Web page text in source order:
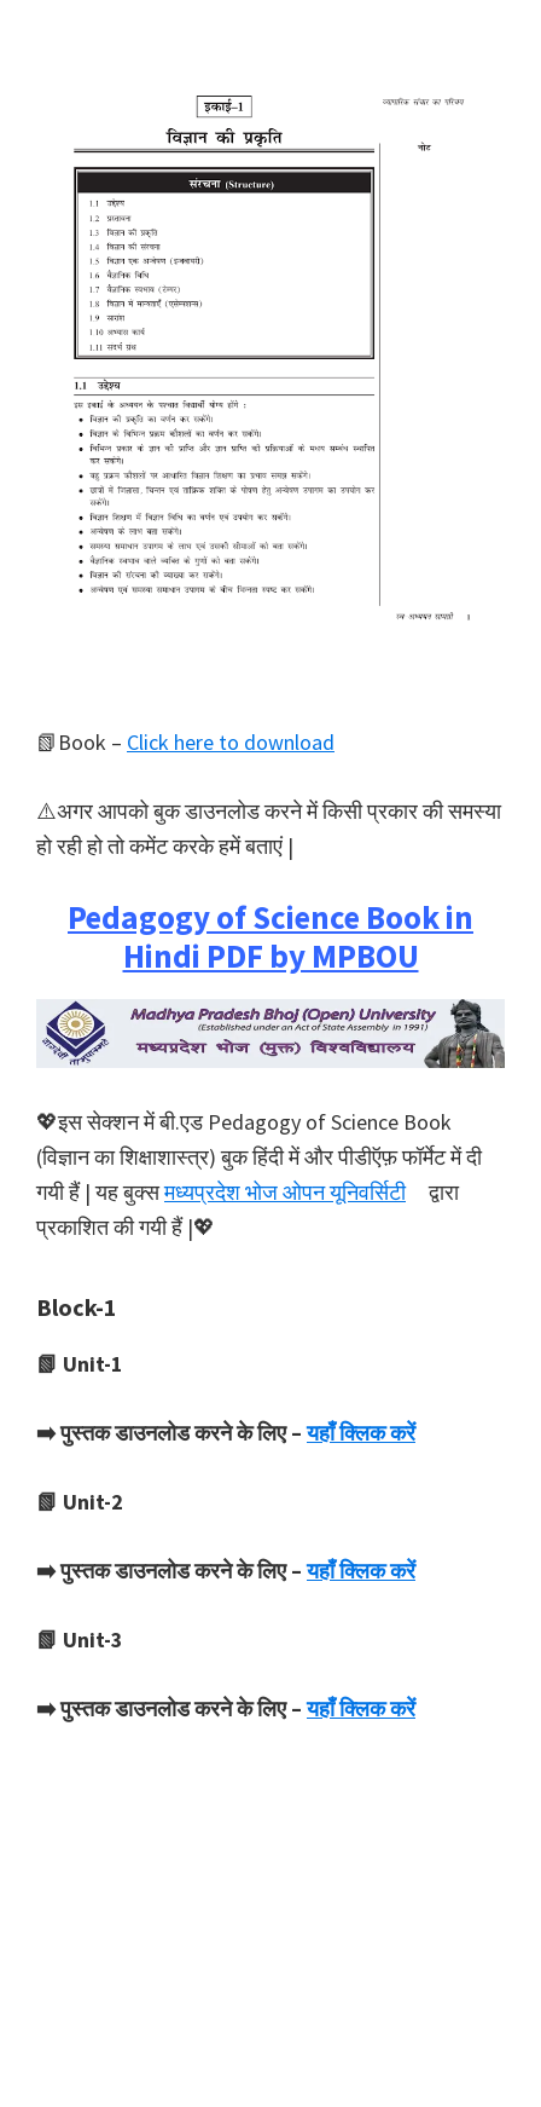
📗Book – Click here to download
⚠️अगर आपको बुक डाउनलोड करने में किसी प्रकार की समस्या
हो रही हो तो कमेंट करके हमें बताएं |
Pedagogy of Science Book in
Hindi PDF by MPBOU
💖इस सेक्शन में बी.एड Pedagogy of Science Book
(विज्ञान का शिक्षाशास्त्र) बुक हिंदी में और पीडीऍफ़ फॉर्मेट में दी
गयी हैं | यह बुक्समध्यप्रदेश भोज ओपन यूनिवर्सिटी
द्वारा
प्रकाशित की गयी हैं |💖
Block-1
📗 Unit-1
➡️ पुस्तक डाउनलोड करने के लिए –यहाँ क्लिक करें
📗 Unit-2
➡️ पुस्तक डाउनलोड करने के लिए –यहाँ क्लिक करें
📗 Unit-3
➡️ पुस्तक डाउनलोड करने के लिए –यहाँ क्लिक करें